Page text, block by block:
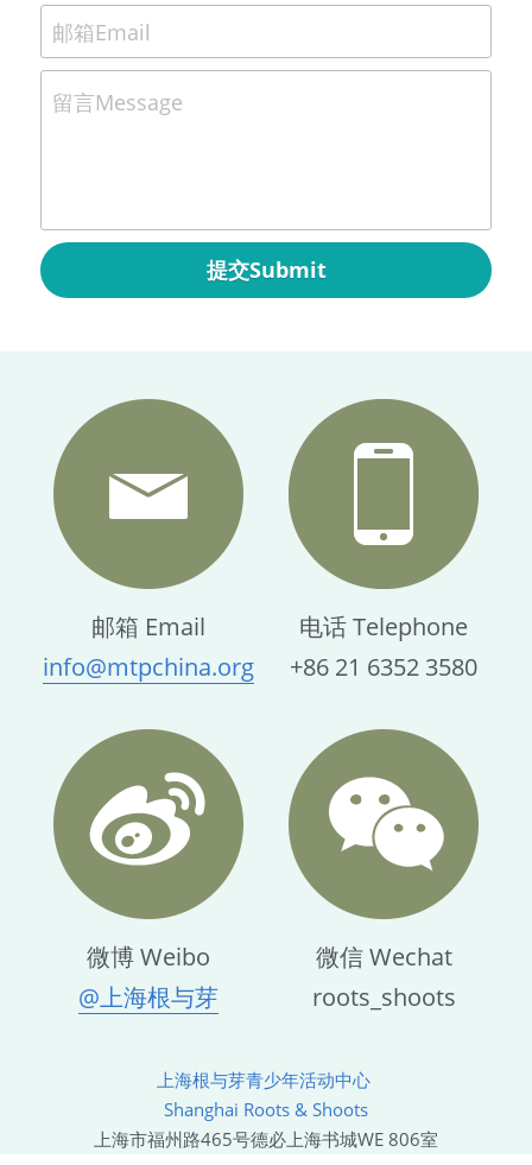
邮箱Email
留言Message
提交Submit
邮箱 Email
info@mtpchina.org
电话 Telephone
+86 21 6352 3580
微博 Weibo
@上海根与芽
微信 Wechat
roots_shoots
上海根与芽青少年活动中心
Shanghai Roots & Shoots
上海市福州路465号德必上海书城WE 806室